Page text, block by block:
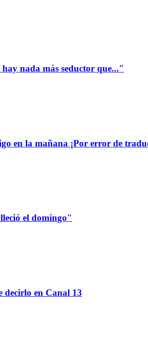
nada más seductor que..."
en la mañana ¡Por error de
el domingo"
decirlo en Canal 13